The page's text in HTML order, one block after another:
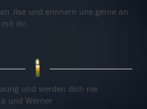
Jlse und erinnern uns gerne an
ihr.
und werden dich nie
und Werner